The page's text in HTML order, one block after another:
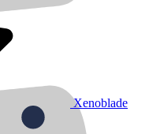
Xenoblade